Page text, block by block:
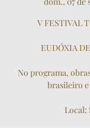
V FESTIVAL
EUDÓXIA
No programa,
brasileiro
Local: